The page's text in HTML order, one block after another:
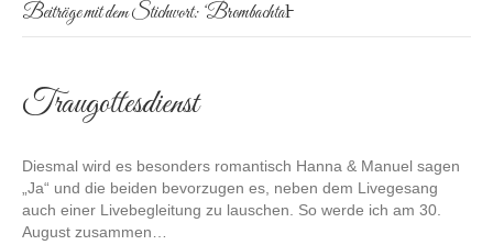
Beiträge mit dem Stichwort: ‘Brombachtal̵
Traugottesdienst
Diesmal wird es besonders romantisch Hanna & Manuel sagen
„Ja“ und die beiden bevorzugen es, neben dem Livegesang
auch einer Livebegleitung zu lauschen. So werde ich am 30.
August zusammen…